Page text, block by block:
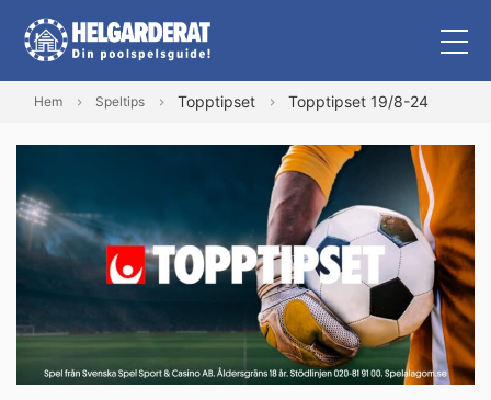
Hem Speltips Topptipset Topptipset 19/8-24